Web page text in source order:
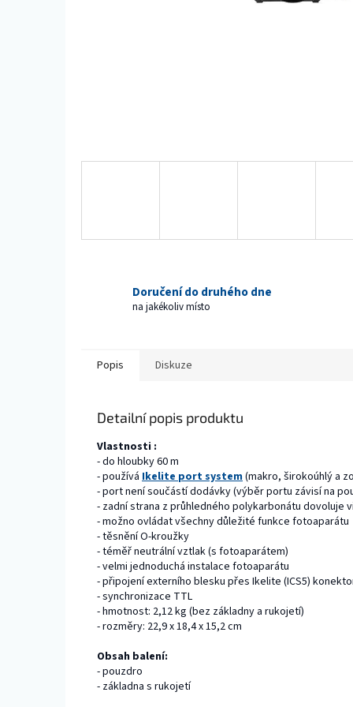
Doručení do druhého dne
na jakékoliv místo
Popis Diskuze
Detailní popis produktu
Vlastnosti :
- do hloubky 60 m
- používá Ikelite port system(makro, širokoúhlý a
- port není součástí dodávky (výběr portu závisí na
- zadní strana z průhledného polykarbonátu dovoluje
- možno ovládat všechny důležité funkce fotoaparátu
- těsnění O-kroužky
- téměř neutrální vztlak (s fotoaparátem)
- velmi jednoduchá instalace fotoaparátu
- připojení externího blesku přes Ikelite (ICS5)
- synchronizace TTL
- hmotnost: 2,12 kg (bez základny a rukojetí)
- rozměry: 22,9 x 18,4 x 15,2 cm
Obsah balení:
- pouzdro
- základna s rukojetí